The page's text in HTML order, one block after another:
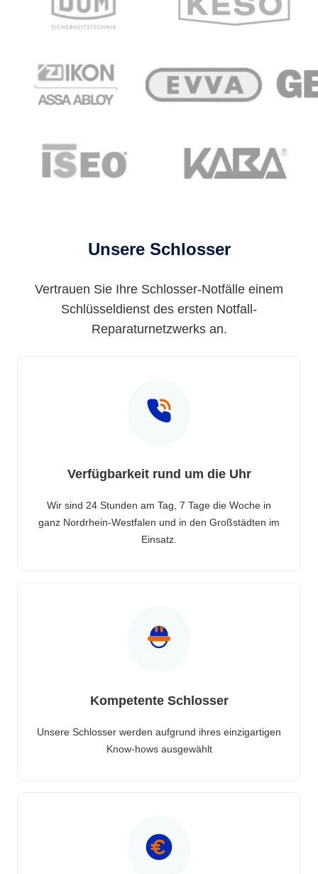
Unsere Schlosser
Vertrauen Sie Ihre Schlosser-Notfälle einem
Schlüsseldienst des ersten Notfall-
Reparaturnetzwerks an.
Verfügbarkeit rund um die Uhr
Wir sind 24 Stunden am Tag, 7 Tage die Woche in
ganz Nordrhein-Westfalen und in den Großstädten im
Einsatz.
Kompetente Schlosser
Unsere Schlosser werden aufgrund ihres einzigartigen
Know-hows ausgewählt